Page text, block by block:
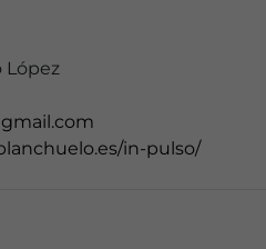
López
in-pulso/